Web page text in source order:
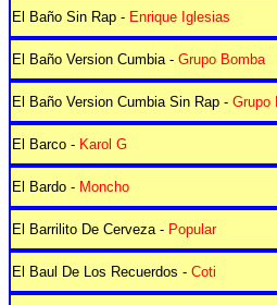
El Baño Sin Rap - Enrique Iglesias
El Baño Version Cumbia - Grupo Bomba
El Baño Version Cumbia Sin Rap - Grupo
El Barco - Karol G
El Bardo - Moncho
El Barrilito De Cerveza - Popular
El Baul De Los Recuerdos - Coti